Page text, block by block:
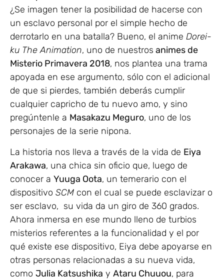
¿Se imagen tener la posibilidad de hacerse con
un esclavo personal por el simple hecho de
derrotarlo en una batalla? Bueno, el anime Dorei-
ku The Animation, uno de nuestros animes de
Misterio Primavera 2018, nos plantea una trama
apoyada en ese argumento, sólo con el adicional
de que si pierdes, también deberás cumplir
cualquier capricho de tu nuevo amo, y sino
pregúntenle a Masakazu Meguro, uno de los
personajes de la serie nipona.
La historia nos lleva a través de la vida de Eiya
Arakawa, una chica sin oficio que, luego de
conocer a Yuuga Oota, un temerario con el
dispositivo SCM con el cual se puede esclavizar o
ser esclavo, su vida da un giro de 360 grados.
Ahora inmersa en ese mundo lleno de turbios
misterios referentes a la funcionalidad y el por
qué existe ese dispositivo, Eiya debe apoyarse en
otras personas relacionadas a su nueva vida,
como Julia Katsushika y Ataru Chuuou, para